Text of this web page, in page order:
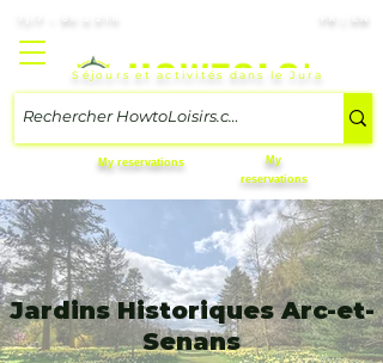
FR | EN
Séjours et activités dans le Jura
My
reservations
My reservations
Jardins Historiques Arc-et-
Senans